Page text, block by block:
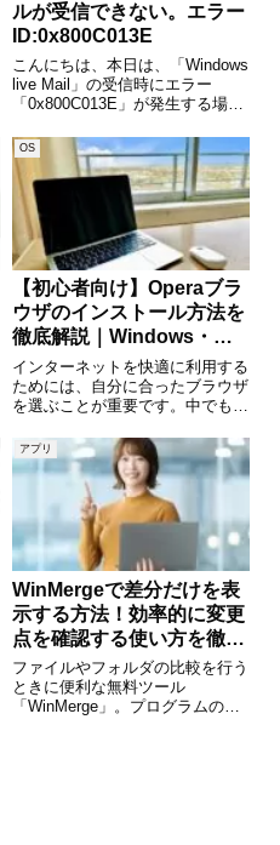
ルが受信できない。エラー
ID:0x800C013E
こんにちは、本日は、「Windows
live Mail」の受信時にエラー
「0x800C013E」が発生する場合
エラー画面は下記になります。赤
枠のエラーIDをご確認ください。
(adsbygoogle = wi
OS
【初心者向け】Operaブラ
ウザのインストール方法を
徹底解説｜Windows・
Mac対応ガイド
インターネットを快適に利用する
ためには、自分に合ったブラウザ
を選ぶことが重要です。中でも近
多機能な「Operaブラウザ」で
す。Operaは、広告ブロックや無
料VPNなどの便利な機能が標準
搭載されており、セキュリ
アプリ
WinMergeで差分だけを表
示する方法！効率的に変更
点を確認する使い方を徹底
解説
ファイルやフォルダの比較を行う
ときに便利な無料ツール
「WinMerge」。プログラムの修